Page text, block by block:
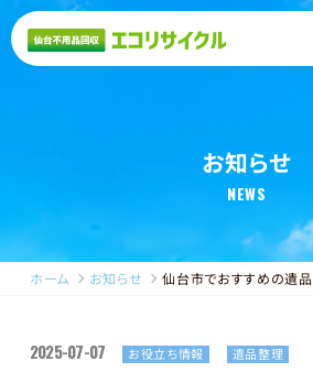
お知らせ
NEWS
ホーム お知らせ 仙台市でおすすめの遺
2025-07-07 お役立ち情報 遺品整理